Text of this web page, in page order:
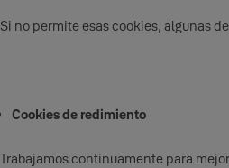
Si no permite esas cookies, algunas
Cookies de redimiento
Trabajamos continuamente para